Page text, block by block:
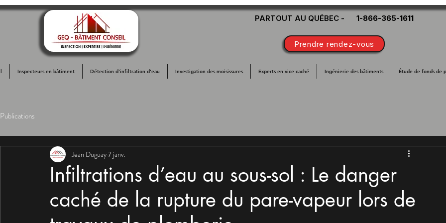
PARTOUT AU QUÉBEC - 1-866-365-1611
Prendre rendez-vous
Inspecteurs en bâtiment Détection d'infiltration d'eau Investigation des moisissures Experts en vice caché Ingénierie des bâtiments Étude de fonds de
Publications
Infiltrations d’eau au sous-sol : Le danger
caché de la rupture du pare-vapeur lors de
Jean Duguay7 janv.